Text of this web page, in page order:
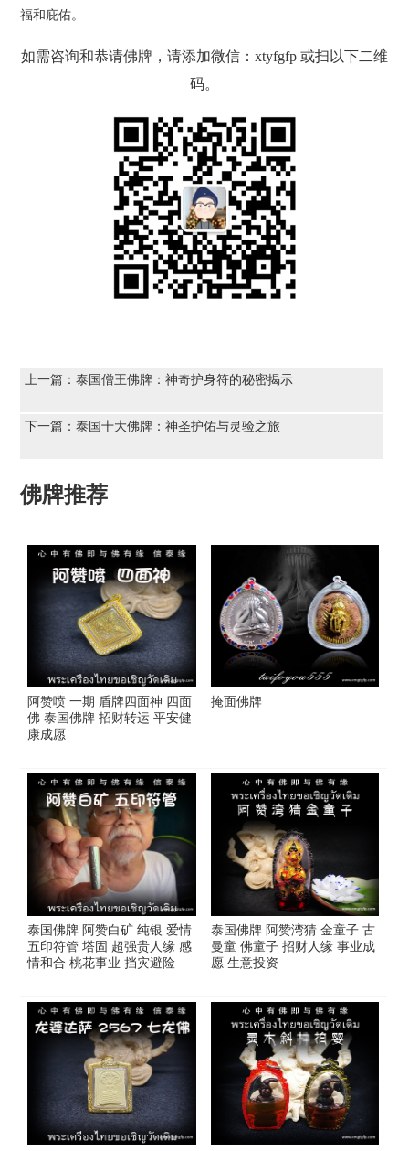
福和庇佑。
如需咨询和恭请佛牌，请添加微信：xtyfgfp 或扫以下二维
码。
上一篇：泰国僧王佛牌：神奇护身符的秘密揭示
下一篇：泰国十大佛牌：神圣护佑与灵验之旅
佛牌推荐
阿赞喷 一期 盾牌四面神 四面
佛 泰国佛牌 招财转运 平安健
康成愿
掩面佛牌
泰国佛牌 阿赞白矿 纯银 爱情
五印符管 塔固 超强贵人缘 感
情和合 桃花事业 挡灾避险
泰国佛牌 阿赞湾猜 金童子 古
曼童 佛童子 招财人缘 事业成
愿 生意投资